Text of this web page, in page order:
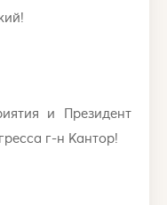
и Президент
г-н Кантор!